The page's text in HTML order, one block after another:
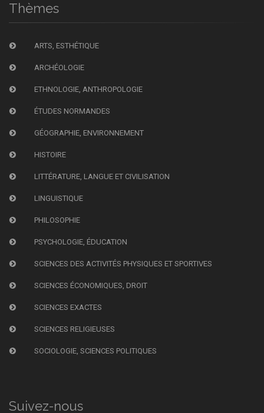
Thèmes
ARTS, ESTHÉTIQUE
ARCHÉOLOGIE
ETHNOLOGIE, ANTHROPOLOGIE
ÉTUDES NORMANDES
GÉOGRAPHIE, ENVIRONNEMENT
HISTOIRE
LITTÉRATURE, LANGUE ET CIVILISATION
LINGUISTIQUE
PHILOSOPHIE
PSYCHOLOGIE, ÉDUCATION
SCIENCES DES ACTIVITÉS PHYSIQUES ET SPORTIVES
SCIENCES ÉCONOMIQUES, DROIT
SCIENCES EXACTES
SCIENCES RELIGIEUSES
SOCIOLOGIE, SCIENCES POLITIQUES
Suivez-nous